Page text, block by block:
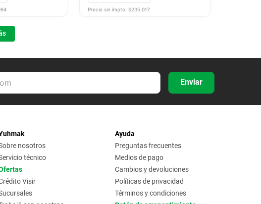
Precio sin impto. $235.017
Enviar
nosotros
técnico
Visir
Ayuda
Preguntas frecuentes
Medios de pago
Cambios y devoluciones
Políticas de privacidad
Términos y condiciones